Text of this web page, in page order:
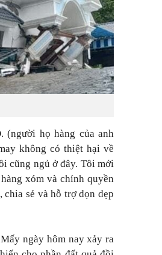
(người họ hàng của anh
không có thiệt hại về
cũng ngủ ở đây. Tôi mới
xóm và chính quyền
chia sẻ và hỗ trợ dọn dẹp
ngày hôm nay xảy ra